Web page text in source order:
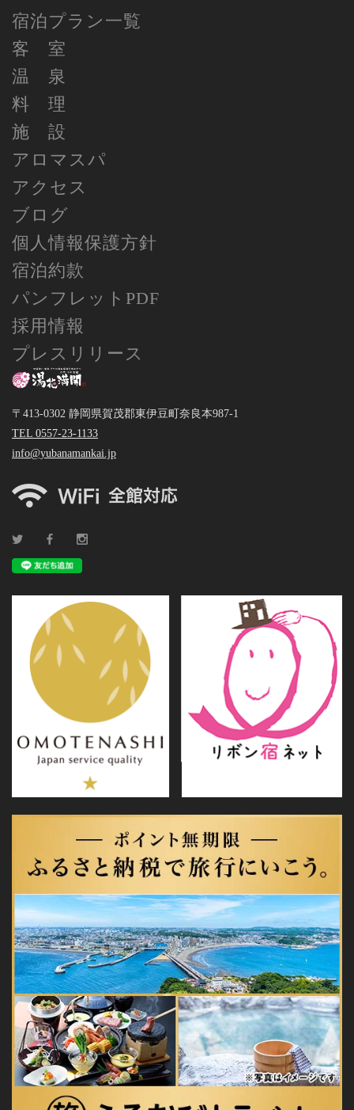
宿泊プラン一覧
客 室
温 泉
料 理
施 設
アロマスパ
アクセス
ブログ
個人情報保護方針
宿泊約款
パンフレットPDF
採用情報
プレスリリース
〒413-0302 静岡県賀茂郡東伊豆町奈良本987-1
TEL 0557-23-1133
info@yubanamankai.jp